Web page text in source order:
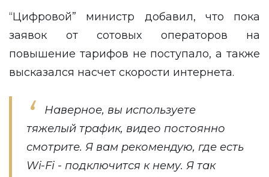
“Цифровой” министр добавил, что пока
заявок от сотовых операторов на
повышение тарифов не поступало, а также
высказался насчет скорости интернета.
Наверное, вы используете
тяжелый трафик, видео постоянно
смотрите. Я вам рекомендую, где есть
Wi-Fi - подключится к нему. Я так